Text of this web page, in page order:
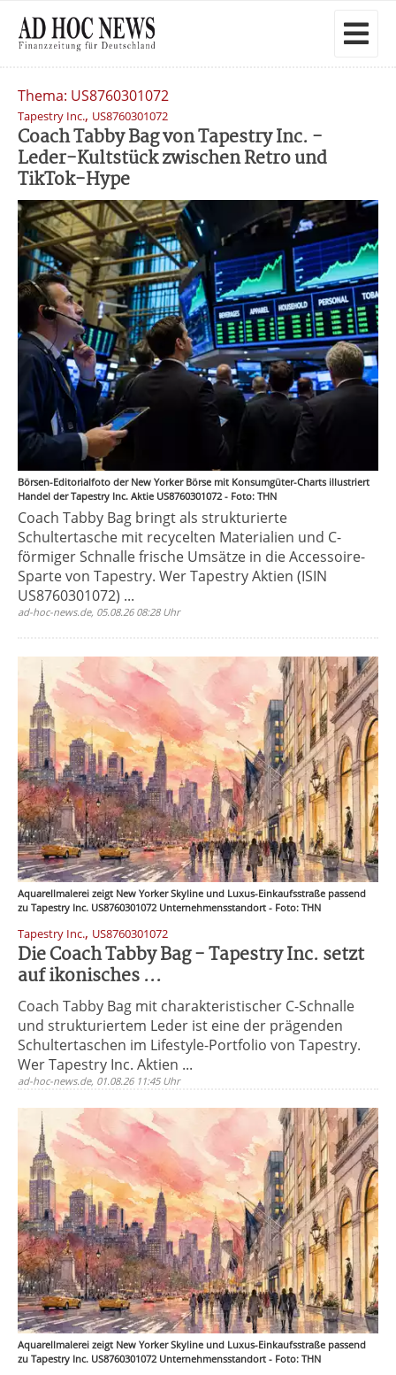
Thema: US8760301072
Tapestry Inc., US8760301072
Coach Tabby Bag von Tapestry Inc. -
Leder-Kultstück zwischen Retro und
TikTok-Hype
Börsen-Editorialfoto der New Yorker Börse mit Konsumgüter-Charts illustriert
Handel der Tapestry Inc. Aktie US8760301072 - Foto: THN
Coach Tabby Bag bringt als strukturierte
Schultertasche mit recycelten Materialien und C-
förmiger Schnalle frische Umsätze in die Accessoire-
Sparte von Tapestry. Wer Tapestry Aktien (ISIN
US8760301072) ...
ad-hoc-news.de, 05.08.26 08:28 Uhr
Aquarellmalerei zeigt New Yorker Skyline und Luxus-Einkaufsstraße passend
zu Tapestry Inc. US8760301072 Unternehmensstandort - Foto: THN
Tapestry Inc., US8760301072
Die Coach Tabby Bag - Tapestry Inc. setzt
auf ikonisches ...
Coach Tabby Bag mit charakteristischer C-Schnalle
und strukturiertem Leder ist eine der prägenden
Schultertaschen im Lifestyle-Portfolio von Tapestry.
Wer Tapestry Inc. Aktien ...
ad-hoc-news.de, 01.08.26 11:45 Uhr
Aquarellmalerei zeigt New Yorker Skyline und Luxus-Einkaufsstraße passend
zu Tapestry Inc. US8760301072 Unternehmensstandort - Foto: THN